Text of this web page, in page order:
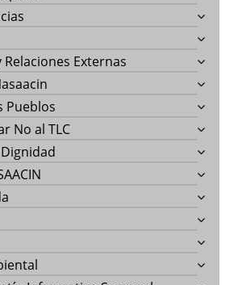
Externas
Pueblos
No al TLC